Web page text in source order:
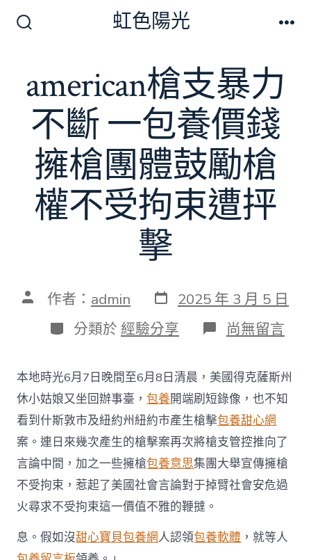
換
開
關
虹色陽光
american槍支暴力
不斷 一包養價錢
擁槍團體鼓勵槍
權不受拘束遭抨
擊
文 作者： admin 發
表
日
期
2025 年 3 月 5 日
分
類
分類於 經驗分享 在
〈american
支
暴
力
不
斷
一
包
養
價
錢
團
尚無留言
本地時光6月7日晚間至6月8日清晨，美國得克薩斯州
休小姑娘又坐回辦事臺，包養開端刷短錄像，也不知
看到什斯敦市及紐約州紐約市產生槍擊包養甜心網
案。連日來幾次產生的槍擊案再次將槍支管控推向了
言論中間，加之一些擁槍包養意思集團大舉宣傳擁槍
不受拘束，惹起了美國社會言論對于掉臂社會安危過
火尋求不受拘束這一價值不雅的鞭撻。
息。假如沒甜心寶貝包養網人認領包養軟體 ，就等人